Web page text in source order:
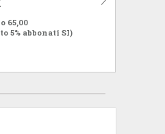
65,00
5% abbonati SI)